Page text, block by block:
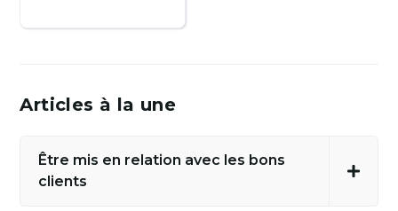
Articles à la une
Être mis en relation avec les bons
clients